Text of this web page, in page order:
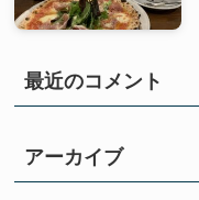
最近のコメント
アーカイブ